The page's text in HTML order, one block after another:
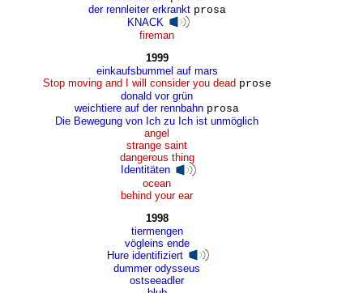
der rennleiter erkrankt prosa
KNACK
fireman
1999
einkaufsbummel auf mars
Stop moving and I will consider you dead prose
donald vor grün
weichtiere auf der rennbahn prosa
Die Bewegung von Ich zu Ich ist unmöglich
angel
strange saint
dangerous thing
Identitäten
ocean
behind your ear
1998
tiermengen
vögleins ende
Hure identifiziert
dummer odysseus
ostseeadler